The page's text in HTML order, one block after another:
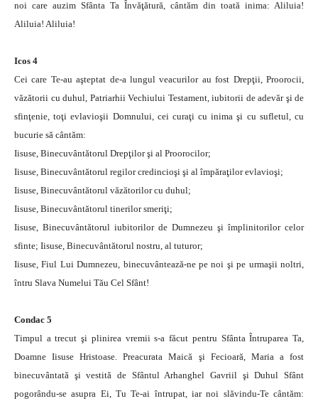
noi care auzim Sfânta Ta Învăţătură, cântăm din toată inima: Aliluia!
Aliluia! Aliluia!
Icos 4
Cei care Te-au aşteptat de-a lungul veacurilor au fost Drepţii, Proorocii,
văzătorii cu duhul, Patriarhii Vechiului Testament, iubitorii de adevăr şi de
sfinţenie, toţi evlavioşii Domnului, cei curaţi cu inima şi cu sufletul, cu
bucurie să cântăm:
Iisuse, Binecuvântătorul Drepţilor şi al Proorocilor;
Iisuse, Binecuvântătorul regilor credincioşi şi al împăraţilor evlavioşi;
Iisuse, Binecuvântătorul văzătorilor cu duhul;
Iisuse, Binecuvântătorul tinerilor smeriţi;
Iisuse, Binecuvântătorul iubitorilor de Dumnezeu şi împlinitorilor celor
sfinte; Iisuse, Binecuvântătorul nostru, al tuturor;
Iisuse, Fiul Lui Dumnezeu, binecuvântează-ne pe noi şi pe urmaşii noltri,
întru Slava Numelui Tău Cel Sfânt!
Condac 5
Timpul a trecut şi plinirea vremii s-a făcut pentru Sfânta Întruparea Ta,
Doamne Iisuse Hristoase. Preacurata Maică şi Fecioară, Maria a fost
binecuvântată şi vestită de Sfântul Arhanghel Gavriil şi Duhul Sfânt
pogorându-se asupra Ei, Tu Te-ai întrupat, iar noi slăvindu-Te cântăm: